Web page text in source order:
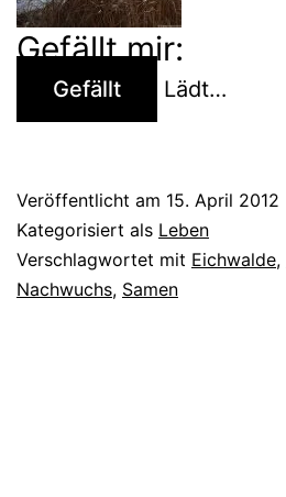
Gefällt mir:
Gefällt Lädt…
Veröffentlicht am 15. April 2012
Kategorisiert als Leben
Verschlagwortet mit Eichwalde,
Nachwuchs, Samen